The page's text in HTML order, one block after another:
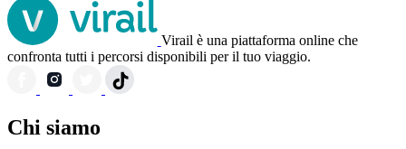
Virail è una piattaforma online che
confronta tutti i percorsi disponibili per il tuo viaggio.
Chi siamo